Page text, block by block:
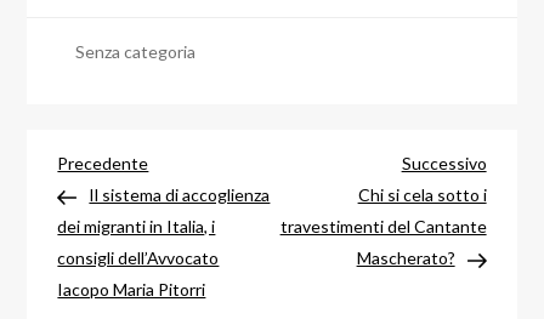
Senza categoria
Navigazione
articoli
Articolo
precedente
Precedente
Il sistema di accoglienza
dei migranti in Italia, i
consigli dell’Avvocato
Iacopo Maria Pitorri
Successivo
Chi si cela sotto i
travestimenti del Cantante
Mascherato?